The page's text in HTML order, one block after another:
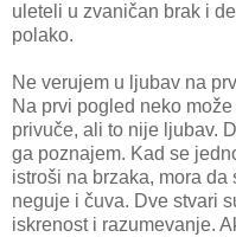
uleteli u zvaničan brak i
polako.
Ne verujem u ljubav na
Na prvi pogled neko
privuče, ali to nije ljubav.
ga poznajem. Kad se
istroši na brzaka, mora
neguje i čuva. Dve stvari
iskrenost i razumevanje.